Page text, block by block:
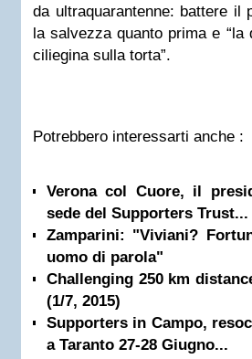
da ultraquarantenne: battere il
la salvezza quanto prima e “la
ciliegina sulla torta”.
Potrebbero interessarti anche :
Verona col Cuore, il
sede del Supporters Trust...
Zamparini: "Viviani?
uomo di parola"
Challenging 250 km
(1/7, 2015)
Supporters in Campo,
a Taranto 27-28 Giugno...